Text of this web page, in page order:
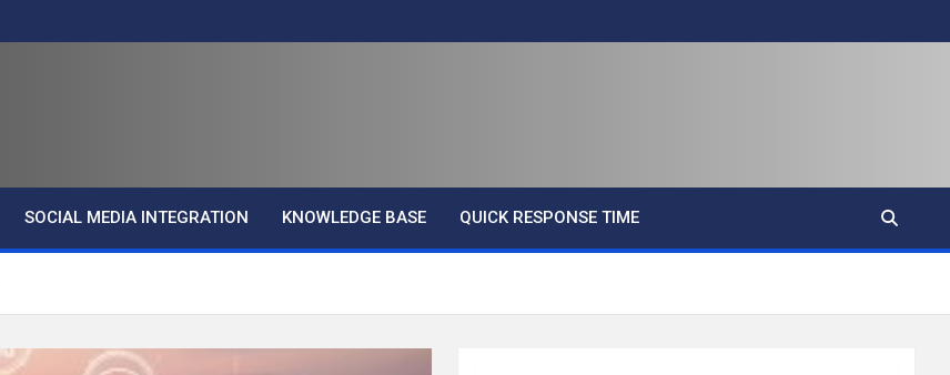
SOCIAL MEDIA INTEGRATION KNOWLEDGE BASE QUICK RESPONSE TIME